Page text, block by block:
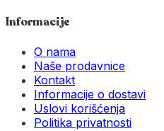
Informacije
O nama
Naše prodavnice
Kontakt
Informacije o dostavi
Uslovi korišćenja
Politika privatnosti